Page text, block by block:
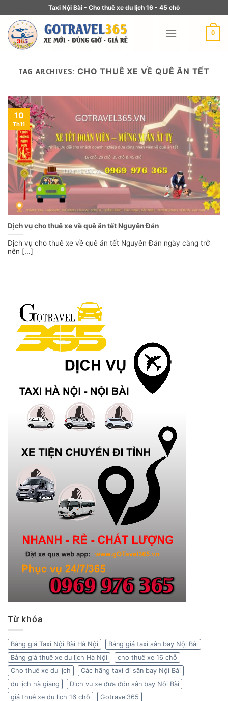
Taxi Nội Bài - Cho thuê xe du lịch 16 - 45 chỗ
0
TAG ARCHIVES:CHO THUÊ XE VỀ QUÊ ĂN TẾT
Dịch vụ cho thuê xe về quê ăn tết Nguyên Đán
Dịch vụ cho thuê xe về quê ăn tết Nguyên Đán ngày càng trở
nên [...]
10
Th11
Từ khóa
Bảng giá Taxi Nội Bài Hà Nội
Bảng giá taxi sân bay Nội Bài
Bảng giá thuê xe du lịch Hà Nội
cho thuê xe 16 chỗ
Cho thuê xe du lịch
Các hãng taxi đi sân bay Nội Bài
du lịch hà giang
Dịch vụ xe đưa đón sân bay Nội Bài
giá thuê xe du lịch 16 chỗ
Gotravel365